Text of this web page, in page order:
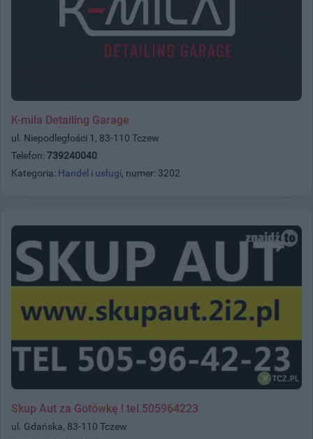
K-mila Detailing Garage
ul. Niepodległości 1, 83-110 Tczew
Telefon: 739240040
Kategoria: Handel i usługi, numer: 3202
Skup Aut za Gotówkę ! tel.505964223
ul. Gdańska, 83-110 Tczew